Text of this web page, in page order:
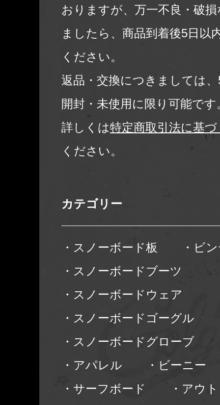
おりますが、万一不良・破
ましたら、商品到着後5日以
ください。
返品・交換につきましては
開封・未使用に限り可能です
詳しくは特定商取引法に基
ください。
カテゴリー
・スノーボード板
・ビ
・スノーボードブーツ
・スノーボードウェア
・スノーボードゴーグル
・スノーボードグローブ
・アパレル
・ビーニー
・サーフボード
・アウ